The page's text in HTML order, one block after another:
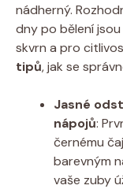
nádherný.
dny po bělení
skvrn a pro
tipů, jak se
Jasné
nápojů:
černému
barevným
vaše zuby